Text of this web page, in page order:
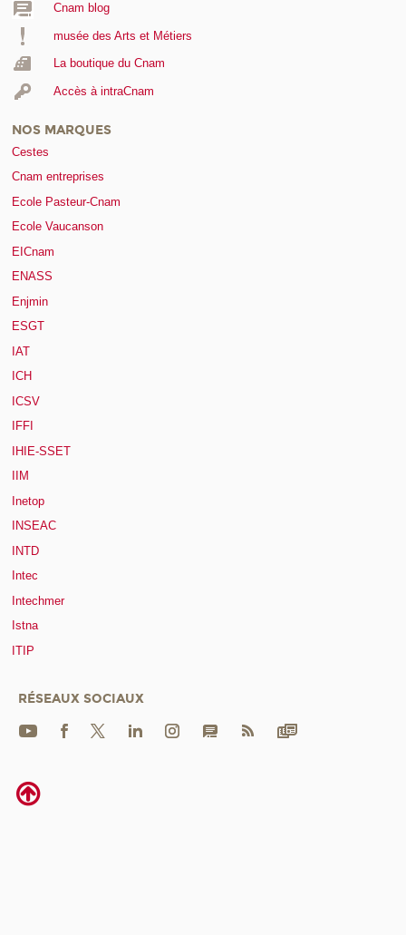
Cnam blog
musée des Arts et Métiers
La boutique du Cnam
Accès à intraCnam
NOS MARQUES
Cestes
Cnam entreprises
Ecole Pasteur-Cnam
Ecole Vaucanson
EICnam
ENASS
Enjmin
ESGT
IAT
ICH
ICSV
IFFI
IHIE-SSET
IIM
Inetop
INSEAC
INTD
Intec
Intechmer
Istna
ITIP
RÉSEAUX SOCIAUX